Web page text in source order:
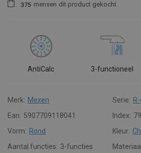
375 mensen dit product gekocht.
AntiCalc 3-functioneel
Merk: Mexen Serie:
Ean: 5907709118041 Index:
Vorm: Rond Kleur:
Aantal functies: 3-functies